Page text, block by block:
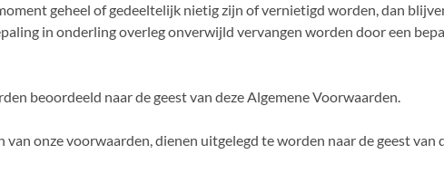
geheel of gedeeltelijk nietig zijn of vernietigd worden, dan
in onderling overleg onverwijld vervangen worden door een
beoordeeld naar de geest van deze Algemene Voorwaarden.
onze voorwaarden, dienen uitgelegd te worden naar de geest van